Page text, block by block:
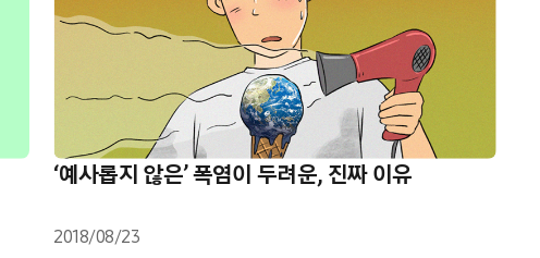
‘예사롭지 않은’ 폭염이 두려운, 진짜 이유
2018/08/23